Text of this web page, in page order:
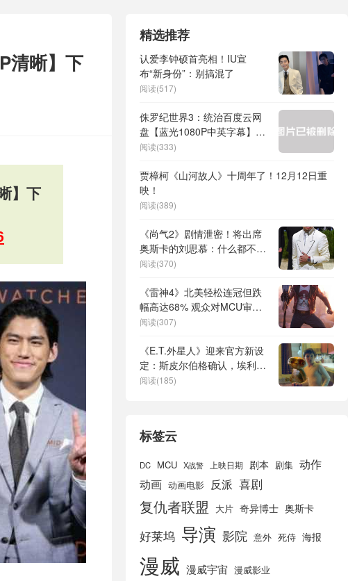
清晰】下
】下
精选推荐
认爱李钟硕首亮相！IU宣
布“新身份”：别搞混了
阅读(517)
侏罗纪世界3：统治百度云网
盘【蓝光1080P中英字幕】资
源
阅读(333)
贾樟柯《山河故人》十周年了！12月12日重
映！
阅读(389)
《尚气2》剧情泄密！将出席
奥斯卡的刘思慕：什么都不知
道
阅读(370)
《雷神4》北美轻松连冠但跌
幅高达68% 观众对MCU审美
疲劳了吗？
阅读(307)
《E.T.外星人》迎来官方新设
定：斯皮尔伯格确认，埃利奥
特与E.T.从未重逢
阅读(185)
标签云
DC MCU X战警 上映日期 剧本 剧集 动作
动画 动画电影 反派 喜剧
复仇者联盟 大片 奇异博士 奥斯卡
好莱坞 导演 影院 意外 死侍 海报
漫威 漫威宇宙 漫威影业